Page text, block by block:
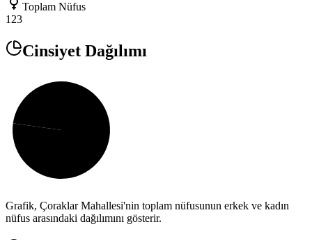
Toplam Nüfus
123
Cinsiyet Dağılımı
Grafik, ÇoraklarMahallesi'nin toplam nüfusunun erkek ve kadın
nüfus arasındaki dağılımını gösterir.